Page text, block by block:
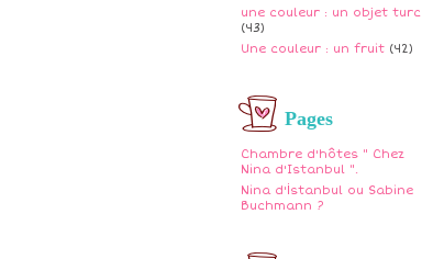
une couleur : un objet turc
(43)
Une couleur : un fruit (42)
Pages
Chambre d'hôtes " Chez
Nina d'Istanbul ".
Nina d'İstanbul ou Sabine
Buchmann ?